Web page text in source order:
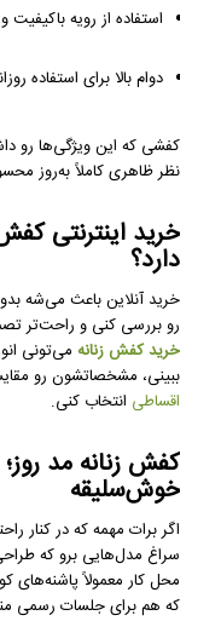
استفاده از رویه
دوام بالا برای استفاده
کفشی که این ویژگی‌ها رو
نظر ظاهری کاملاً به‌روز
خرید اینترنتی
دارد؟
خرید آنلاین باعث می‌شه
رو بررسی کنی و راحت‌تر
خرید کفش زنانهمی‌تونی
ببینی، مشخصاتشون رو
اقساطی انتخاب کنی.
کفش زنانه مد
خوش‌سلیقه
اگر برات مهمه که در کنار
سراغ مدل‌هایی برو که
محل کار معمولاً پاشنه‌های
که هم برای جلسات رسمی